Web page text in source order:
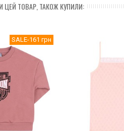
ЦЕЙ ТОВАР, ТАКОЖ КУПИЛИ:
SALE-161 грн